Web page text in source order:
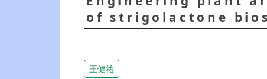
of strigolactone
王健祐